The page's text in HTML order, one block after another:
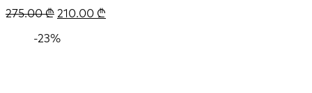
275.00₾ 210.00 ₾
-23%